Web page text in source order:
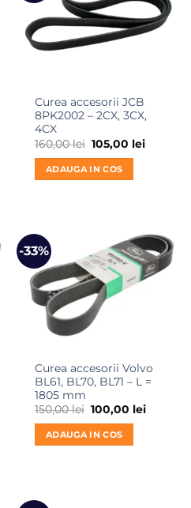
Curea accesorii JCB
8PK2002 – 2CX, 3CX,
4CX
160,00lei Prețul
inițial
a
fost:
160,00 lei.
105,00 leiPrețul
ADAUGA IN COS
-33%
Curea accesorii Volvo
BL61, BL70, BL71 – L =
1805 mm
150,00lei Prețul
inițial
a
fost:
150,00 lei.
100,00 leiPrețul
ADAUGA IN COS